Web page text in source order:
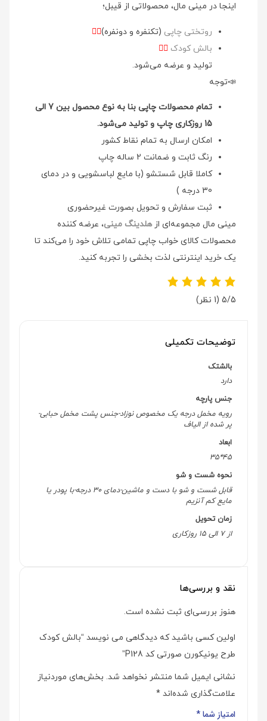
اینجا در مینی مال، محصولاتی از قیبل؛
روتختی چاپی (تکنفره و دونفره)👉🏻
بالش کودک 👉🏻
تولید و عرضه می‌شود.
📣توجه
تمام محصولات چاپی بنا به نوع محصول بین 7 الی
15 روزکاری چاپ و تولید می‌شود.
امکان ارسال به تمام نقاط کشور
رنگ ثابت و ضمانت 2 ساله چاپ
کاملا قابل شستشو (با مایع لباسشویی و در دمای
30 درجه )
ثبت سفارش و تحویل بصورت غیرحضوری
مینی مال مجموعه‌ای ازهلدینگ مینی، عرضه کننده
محصولات کالای خواب چاپی تمامی تلاش خود را می‌کند تا
یک خرید اینترنتی لذت بخشی را تجربه کنید.
5/5 (1 نظر)
توضیحات تکمیلی
بالشتک
دارد
جنس پارچه
رویه مخمل درجه یک مخصوص نوزاد-جنس پشت مخمل حبابی-
پر شده از الیاف
ابعاد
45*35
نحوه شست و شو
قابل شست و شو با دست و ماشین-دمای 30 درجه-با پودر یا
مایع کم آنزیم
زمان تحویل
از 7 الی 15 روزکاری
نقد و بررسی‌ها
هنوز بررسی‌ای ثبت نشده است.
اولین کسی باشید که دیدگاهی می نویسد “بالش کودک
طرح یونیکورن صورتی کد P128”
نشانی ایمیل شما منتشر نخواهد شد. بخش‌های موردنیاز
علامت‌گذاری شده‌اند *
امتیاز شما*